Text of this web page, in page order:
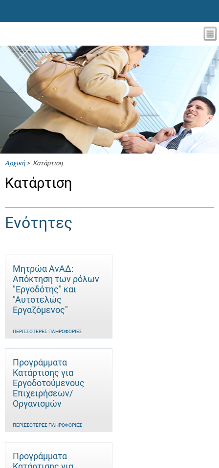
Αρχική> Κατάρτιση
Κατάρτιση
Ενότητες
Μητρώα ΑνΑΔ:
Απόκτηση των ρόλων
"Εργοδότης" και
"Αυτοτελώς
Eργαζόμενος"
ΠΕΡΙΣΣΌΤΕΡΕΣ ΠΛΗΡΟΦΟΡΊΕΣ
Προγράμματα
Κατάρτισης για
Εργοδοτούμενους
Επιχειρήσεων/
Οργανισμών
ΠΕΡΙΣΣΌΤΕΡΕΣ ΠΛΗΡΟΦΟΡΊΕΣ
Προγράμματα